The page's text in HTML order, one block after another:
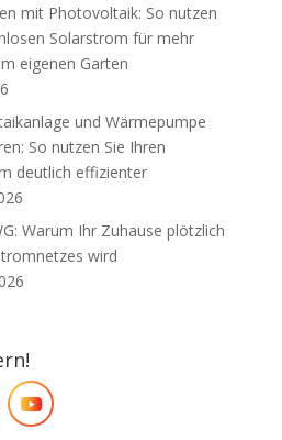
mit Photovoltaik: So nutzen
Solarstrom für mehr
eigenen Garten
und Wärmepumpe
So nutzen Sie Ihren
deutlich effizienter
Warum Ihr Zuhause plötzlich
wird